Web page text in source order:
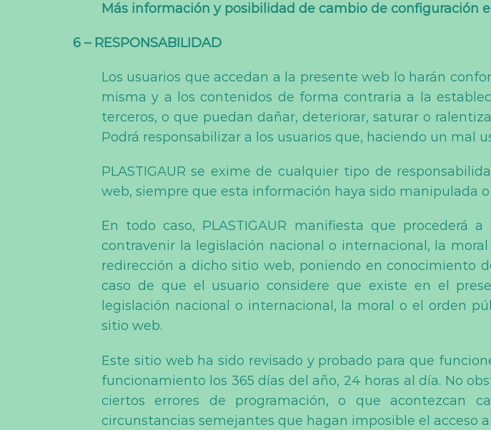
Más información y posibilidad de cambio de configuración
6 – RESPONSABILIDAD
Los usuarios que accedan a la presente web lo harán
misma y a los contenidos de forma contraria a la
terceros, o que puedan dañar, deteriorar, saturar o
Podrá responsabilizar a los usuarios que, haciendo un mal
PLASTIGAUR se exime de cualquier tipo de
web, siempre que esta información haya sido manipulada
En todo caso, PLASTIGAUR manifiesta que
contravenir la legislación nacional o internacional, la
redirección a dicho sitio web, poniendo en conocimiento
caso de que el usuario considere que existe en el
legislación nacional o internacional, la moral o el orden
sitio web.
Este sitio web ha sido revisado y probado para que
funcionamiento los 365 días del año, 24 horas al día. No
ciertos errores de programación, o que acontezcan
circunstancias semejantes que hagan imposible el acceso